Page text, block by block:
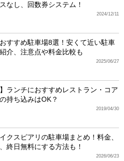
なし、回数券システム！
2024/12/11
おすすめ駐車場8選！安くて近い駐車
介、注意点や料金比較も
2025/06/27
ランチにおすすめレストラン・コア
持ち込みはOK？
2019/04/30
クスピアリの駐車場まとめ！料金、
終日無料にする方法も！
2026/06/23